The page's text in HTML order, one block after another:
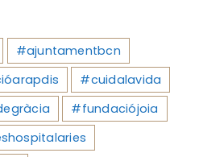
#ajuntamentbcn
#cuidalavida
#fundaciójoia